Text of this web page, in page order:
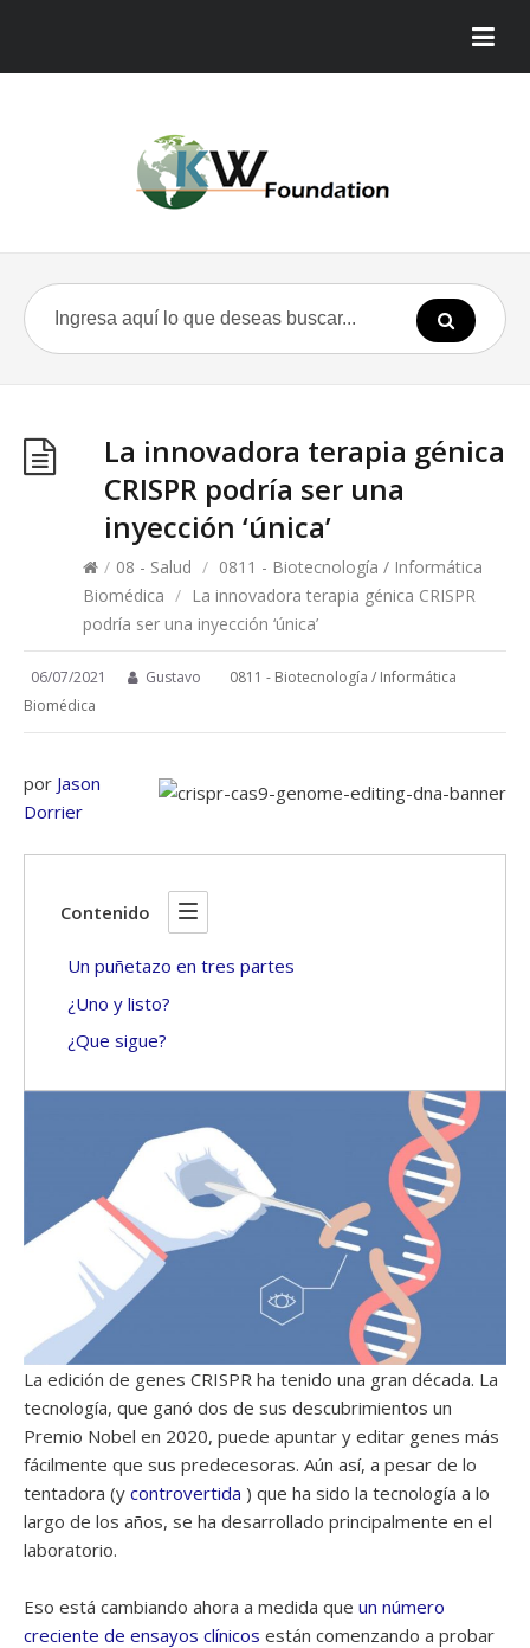
La innovadora terapia génica
CRISPR podría ser una
inyección ‘única’
/ 08 - Salud / 0811 - Biotecnología / Informática
Biomédica / La innovadora terapia génica CRISPR
podría ser una inyección ‘única’
06/07/2021 Gustavo
0811 - Biotecnología / Informática
Biomédica
por Jason
Dorrier
Contenido
Un puñetazo en tres partes
¿Uno y listo?
¿Que sigue?
La edición de genes CRISPR ha tenido una gran década. La
tecnología, que ganó dos de sus descubrimientos un
Premio Nobel en 2020, puede apuntar y editar genes más
fácilmente que sus predecesoras. Aún así, a pesar de lo
tentadora (y controvertida ) que ha sido la tecnología a lo
largo de los años, se ha desarrollado principalmente en el
laboratorio.
Eso está cambiando ahora a medida que un número
creciente de ensayos clínicos están comenzando a probar